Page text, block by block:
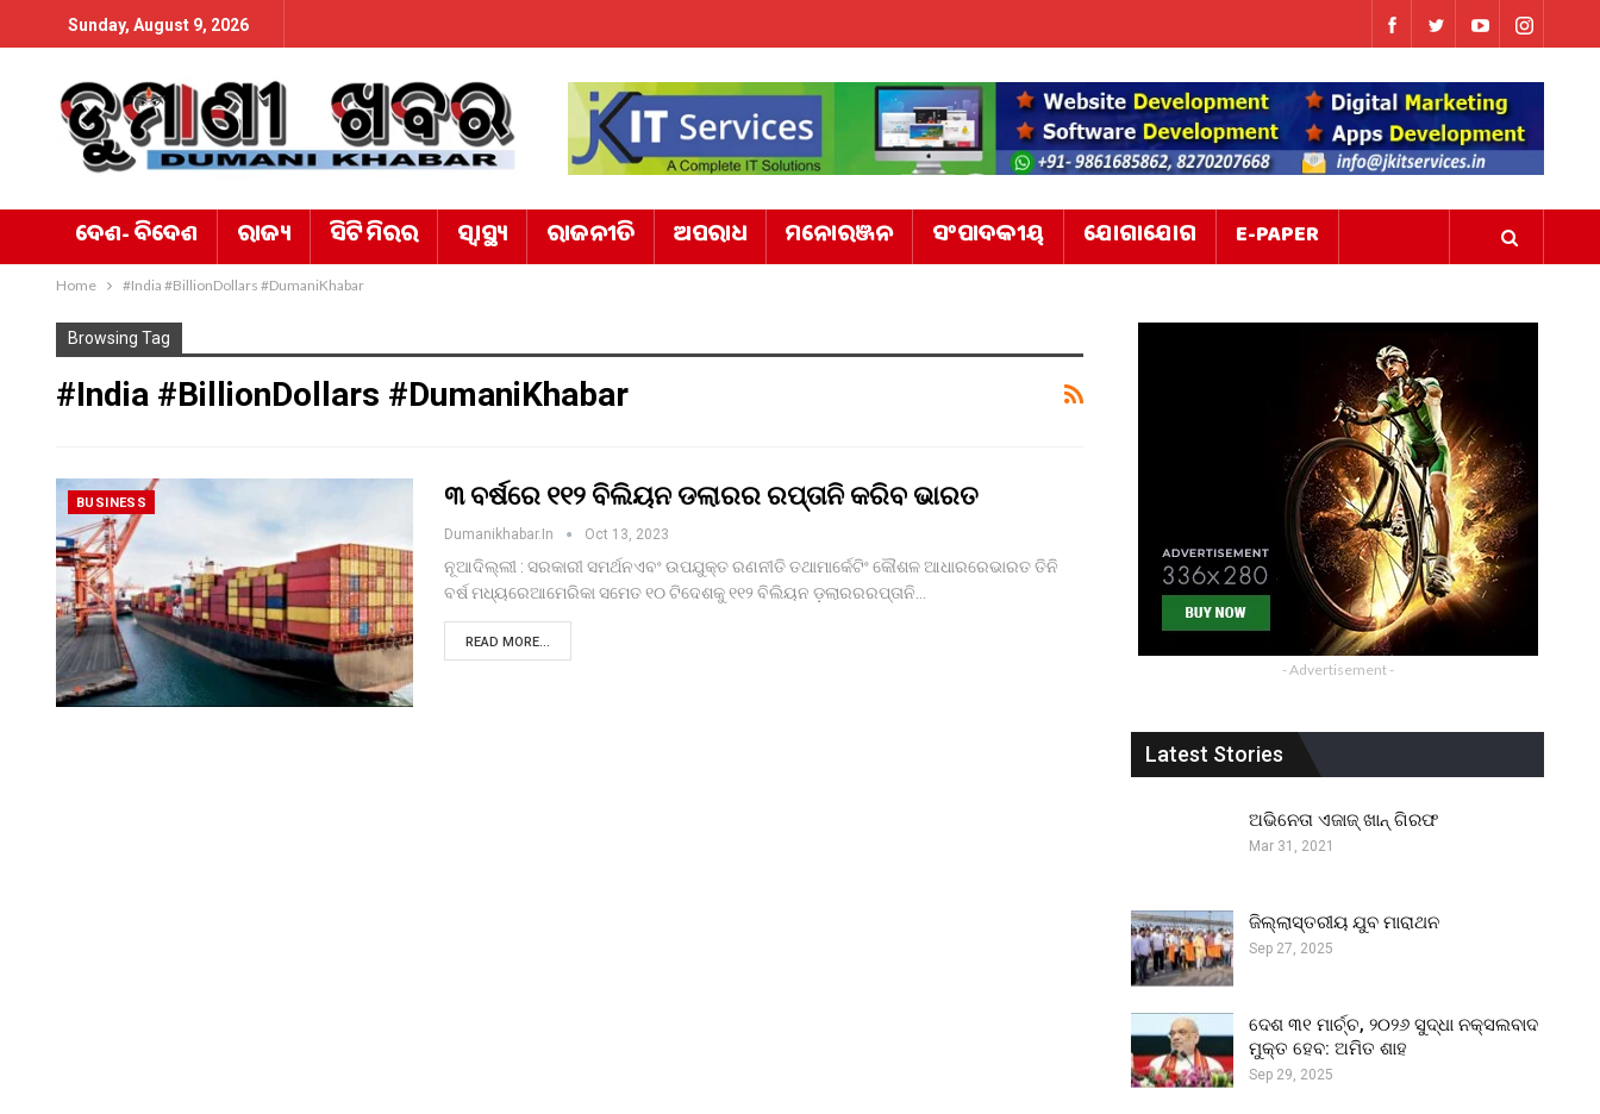
Sunday, August 9, 2026
ଦେଶ- ବିଦେଶ ରାଜ୍ୟ ସିଟି ମିରର ସ୍ୱାସ୍ଥ୍ୟ ରାଜନୀତି ଅପରାଧ ମନୋରଞ୍ଜନ ସଂପାଦକୀୟ ଯୋଗାଯୋଗ E-PAPER
Home #India #BillionDollars #DumaniKhabar
Browsing Tag
#India #BillionDollars #DumaniKhabar
BUSINESS ୩ ବର୍ଷରେ ୧୧୨ ବିଲିୟନ ଡଲାରର ରପ୍ତାନି କରିବ ଭାରତ
Dumanikhabar.in Oct 13, 2023
ନୂଆଦିଲ୍ଲୀ : ସରକାରୀ ସମର୍ଥନଏବଂ ଉପଯୁକ୍ତ ରଣନୀତି ତଥାମାର୍କେଟିଂ କୌଶଳ ଆଧାରରେଭାରତ ତିନି
ବର୍ଷ ମଧ୍ୟରେଆମେରିକା ସମେତ ୧୦ ଟିଦେଶକୁ ୧୧୨ ବିଲିୟନ ଡ଼ଲାରରରପ୍ତାନି…
READ MORE...
- Advertisement -
Latest Stories
ଅଭିନେତା ଏଜାଜ୍ ଖାନ୍ ଗିରଫ
Mar 31, 2021
ଜିଲ୍ଲାସ୍ତରୀୟ ଯୁବ ମାରାଥନ
Sep 27, 2025
ଦେଶ ୩୧ ମାର୍ଚ୍ଚ, ୨୦୨୬ ସୁଦ୍ଧା ନକ୍ସଲବାଦ
ମୁକ୍ତ ହେବ: ଅମିତ ଶାହ
Sep 29, 2025